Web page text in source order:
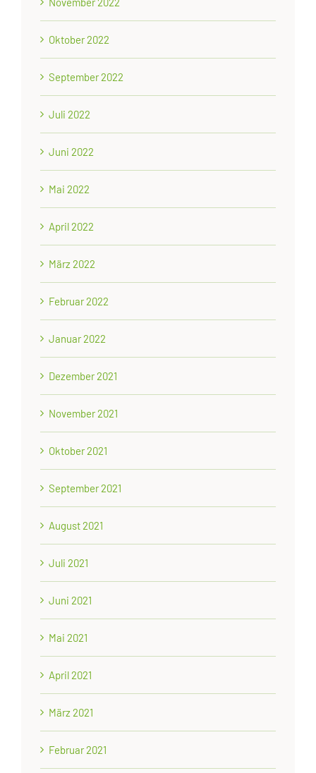
Oktober 2022
September 2022
Juli 2022
Juni 2022
Mai 2022
April 2022
März 2022
Februar 2022
Januar 2022
Dezember 2021
November 2021
Oktober 2021
September 2021
August 2021
Juli 2021
Juni 2021
Mai 2021
April 2021
März 2021
Februar 2021